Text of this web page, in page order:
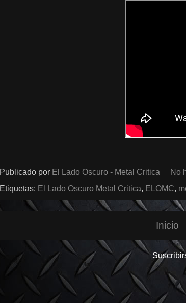
Publicado por El Lado Oscuro - Metal Critica
No
Etiquetas: El Lado Oscuro Metal Critica, ELOMC,
Inicio